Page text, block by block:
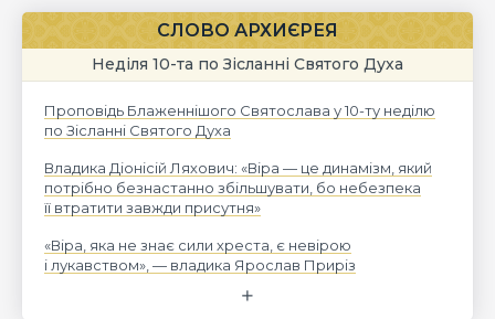
СЛОВО АРХИЄРЕЯ
Неділя 10-та по Зісланні Святого Духа
Проповідь Блаженнішого Святослава у 10-ту неділю
по Зісланні Святого Духа
Владика Діонісій Ляхович: «Віра — це динамізм, який
потрібно безнастанно збільшувати, бо небезпека
її втратити завжди присутня»
«Віра, яка не знає сили хреста, є невірою
і лукавством», — владика Ярослав Приріз